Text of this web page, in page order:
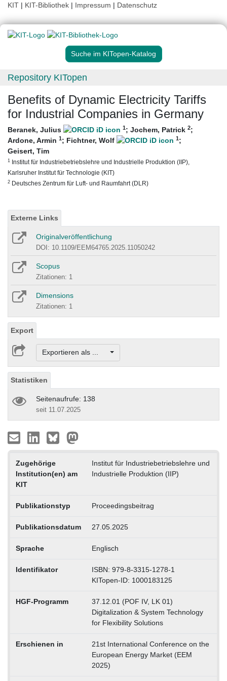
KIT | KIT-Bibliothek | Impressum | Datenschutz
Suche im KITopen-Katalog
Repository KITopen
Benefits of Dynamic Electricity Tariffs
for Industrial Companies in Germany
Beranek, Julius 1; Jochem, Patrick 2;
Ardone, Armin 1; Fichtner, Wolf 1;
Geisert, Tim
1 Institut für Industriebetriebslehre und Industrielle Produktion (IIP),
Karlsruher Institut für Technologie (KIT)
2 Deutsches Zentrum für Luft- und Raumfahrt (DLR)
Externe Links
Originalveröffentlichung
DOI: 10.1109/EEM64765.2025.11050242
Scopus
Zitationen: 1
Dimensions
Zitationen: 1
Export
Exportieren als ...
Statistiken
Seitenaufrufe: 138
seit 11.07.2025
Zugehörige
Institution(en) am
KIT
Institut für Industriebetriebslehre und
Industrielle Produktion (IIP)
Publikationstyp Proceedingsbeitrag
Publikationsdatum 27.05.2025
Sprache Englisch
Identifikator
ISBN: 979-8-3315-1278-1
KITopen-ID: 1000183125
HGF-Programm
37.12.01 (POF IV, LK 01)
Digitalization & System Technology
for Flexibility Solutions
Erschienen in
21st International Conference on the
European Energy Market (EEM
2025)